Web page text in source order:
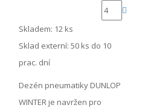
Skladem: 12 ks
Sklad externí: 50 ks do 10
prac. dní
Dezén pneumatiky DUNLOP
WINTER je navržen pro